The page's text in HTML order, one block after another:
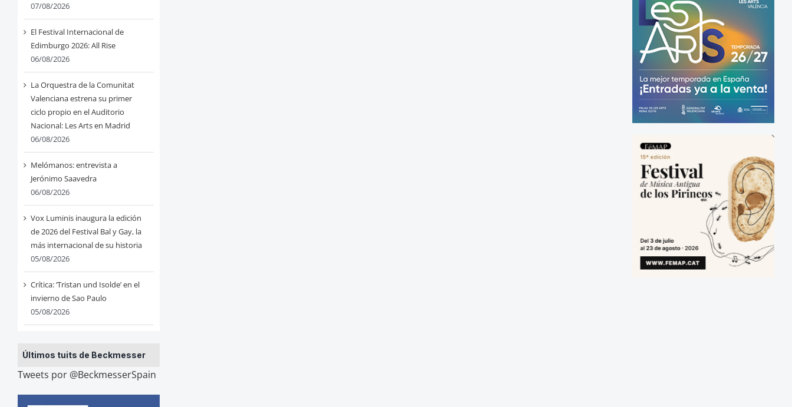
07/08/2026
El Festival Internacional de
Edimburgo 2026: All Rise
06/08/2026
La Orquestra de la Comunitat
Valenciana estrena su primer
ciclo propio en el Auditorio
Nacional: Les Arts en Madrid
06/08/2026
Melómanos: entrevista a
Jerónimo Saavedra
06/08/2026
Vox Luminis inaugura la edición
de 2026 del Festival Bal y Gay, la
más internacional de su historia
05/08/2026
Crítica: ‘Tristan und Isolde’ en el
invierno de Sao Paulo
05/08/2026
Últimos tuits de Beckmesser
Tweets por @BeckmesserSpain